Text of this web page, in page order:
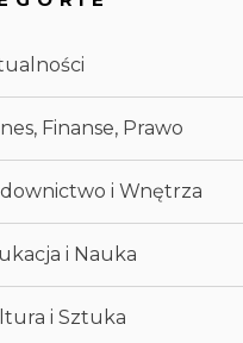
Finanse, Prawo
i Wnętrza
i Nauka
i Sztuka